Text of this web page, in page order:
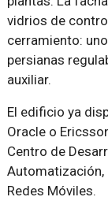
vidrios de
cerramiento:
persianas
auxiliar.
El edificio ya
Oracle o
Centro de
Automatización,
Redes Móviles.